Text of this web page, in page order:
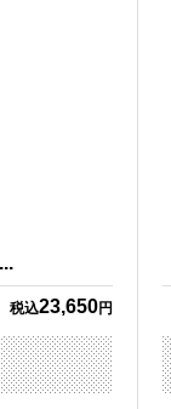
税込23,650円